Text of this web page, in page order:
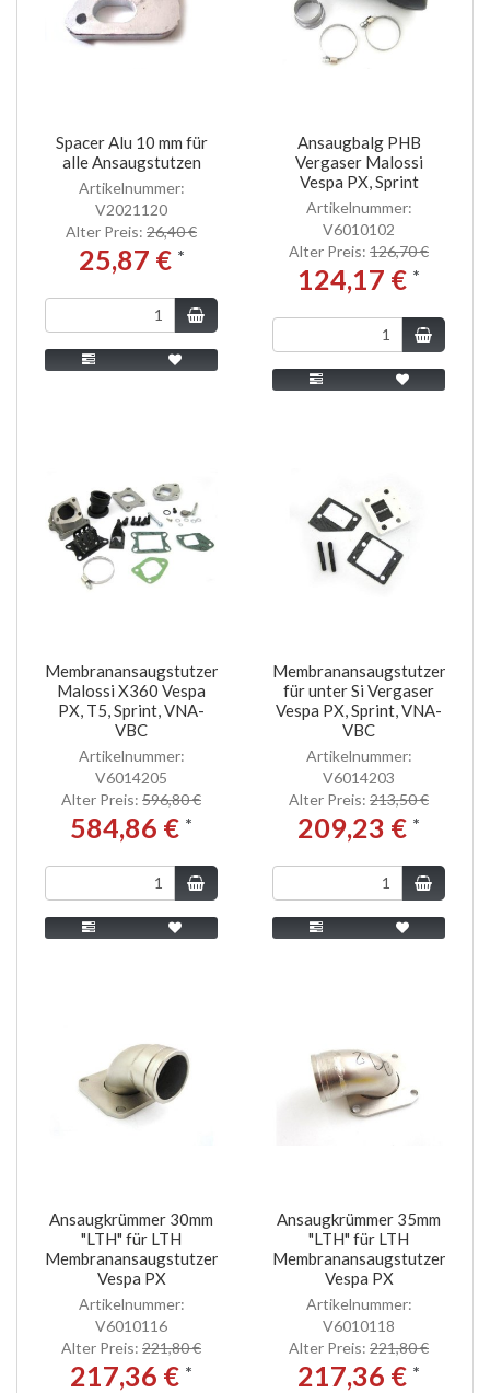
Spacer Alu 10 mm für
alle Ansaugstutzen
Artikelnummer:
V2021120
Alter Preis: 26,40 €
25,87 € *
Ansaugbalg PHB
Vergaser Malossi
Vespa PX, Sprint
Artikelnummer:
V6010102
Alter Preis: 126,70 €
124,17 € *
Membranansaugstutzen
Malossi X360 Vespa
PX, T5, Sprint, VNA-
VBC
Artikelnummer:
V6014205
Alter Preis: 596,80 €
584,86 € *
Membranansaugstutzen
für unter Si Vergaser
Vespa PX, Sprint, VNA-
VBC
Artikelnummer:
V6014203
Alter Preis: 213,50 €
209,23 € *
Ansaugkrümmer 30mm
"LTH" für LTH
Membranansaugstutzen
Vespa PX
Artikelnummer:
V6010116
Alter Preis: 221,80 €
217,36 € *
Ansaugkrümmer 35mm
"LTH" für LTH
Membranansaugstutzen
Vespa PX
Artikelnummer:
V6010118
Alter Preis: 221,80 €
217,36 € *